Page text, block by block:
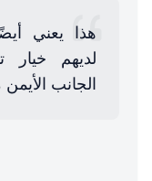
هذا يعني
لديهم خيار
الجانب